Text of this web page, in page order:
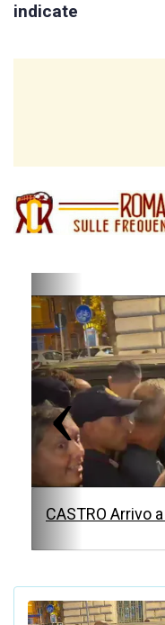
indicate
CASTRO Arrivo
r
e
v
i
o
u
s